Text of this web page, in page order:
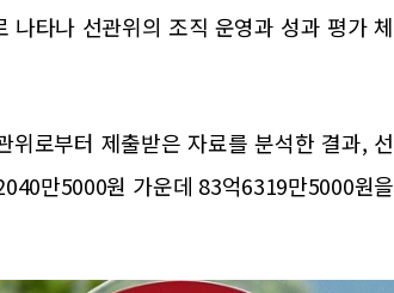
나타나 선관위의 조직 운영과 성과 평가 체
로부터 제출받은 자료를 분석한 결과, 선
만5000원 가운데 83억6319만5000원을